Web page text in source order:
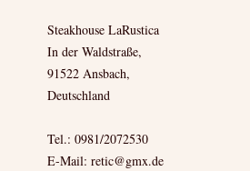
Steakhouse LaRustica
In der Waldstraße,
91522 Ansbach,
Deutschland
Tel.: 0981/2072530
E-Mail: retic@gmx.de